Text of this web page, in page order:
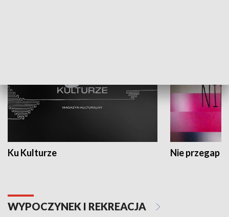
Ku Kulturze Nie przegap
WYPOCZYNEK I REKREACJA